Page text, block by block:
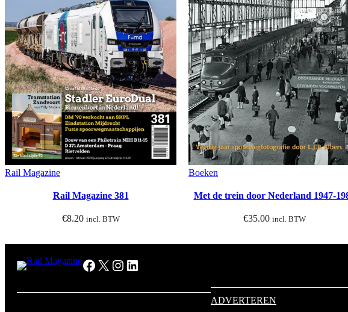
Rail Magazine
Rail Magazine 381
€8.20 incl. BTW
Boeken
Met de trein door Nederland 1947-
€35.00 incl. BTW
Facebook X Instagram LinkedIn
ADVERTEREN